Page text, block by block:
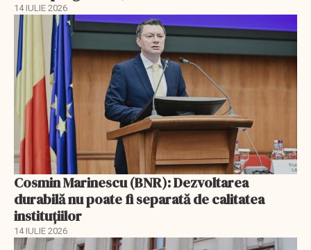
14 IULIE 2026
Cosmin Marinescu (BNR): Dezvoltarea
durabilă nu poate fi separată de calitatea
instituțiilor
14 IULIE 2026